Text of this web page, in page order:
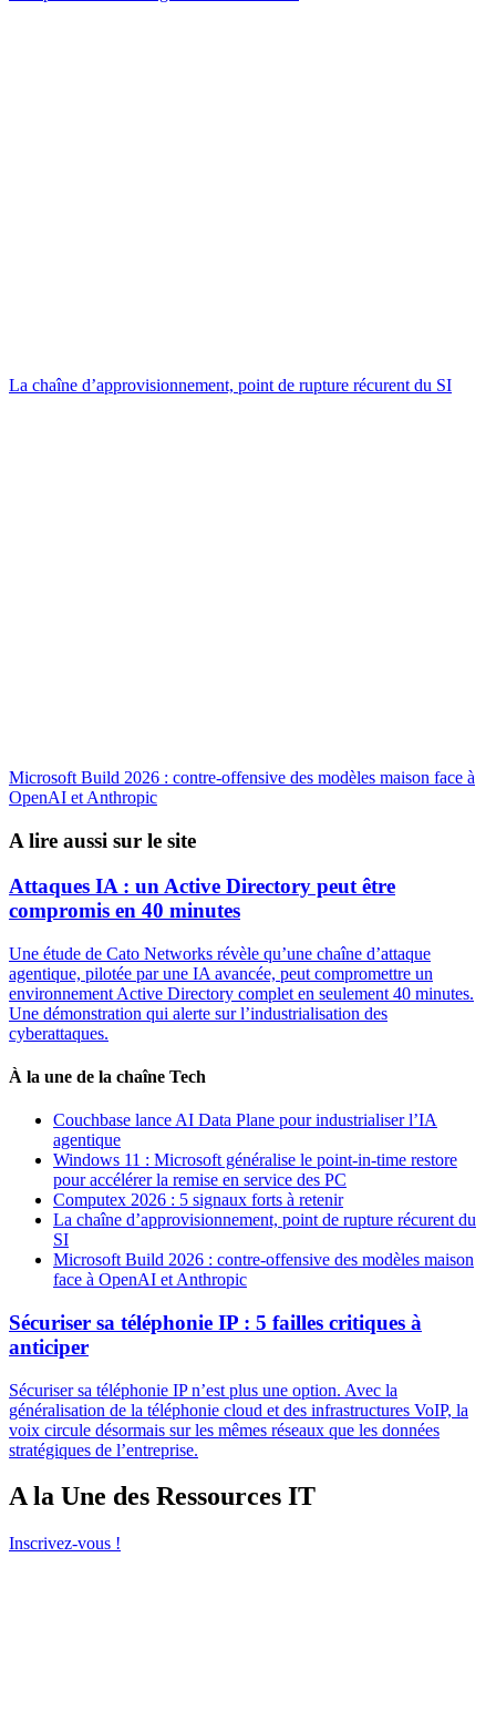
La chaîne d’approvisionnement, point de rupture récurent du SI
Microsoft Build 2026 : contre-offensive des modèles maison face à
OpenAI et Anthropic
A lire aussi sur le site
Attaques IA : un Active Directory peut être
compromis en 40 minutes
Une étude de Cato Networks révèle qu’une chaîne d’attaque
agentique, pilotée par une IA avancée, peut compromettre un
environnement Active Directory complet en seulement 40 minutes.
Une démonstration qui alerte sur l’industrialisation des
cyberattaques.
À la une de la chaîne Tech
Couchbase lance AI Data Plane pour industrialiser l’IA
agentique
Windows 11 : Microsoft généralise le point-in-time restore
pour accélérer la remise en service des PC
Computex 2026 : 5 signaux forts à retenir
La chaîne d’approvisionnement, point de rupture récurent du
SI
Microsoft Build 2026 : contre-offensive des modèles maison
face à OpenAI et Anthropic
Sécuriser sa téléphonie IP : 5 failles critiques à
anticiper
Sécuriser sa téléphonie IP n’est plus une option. Avec la
généralisation de la téléphonie cloud et des infrastructures VoIP, la
voix circule désormais sur les mêmes réseaux que les données
stratégiques de l’entreprise.
A la Une des Ressources IT
Inscrivez-vous !